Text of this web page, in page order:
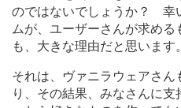
のではないでしょうか？ 幸
ムが、ユーザーさんが求め
も、大きな理由だと思います。
それは、ヴァニラウェアさ
り、その結果、みなさんに